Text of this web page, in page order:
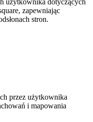
zapewniając
stron.
przez użytkownika
i mapowania